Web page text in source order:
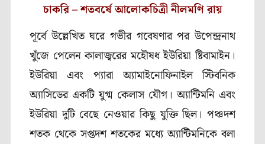
চাকরি – শতবর্ষে আলোকচিত্রী নীলমণি রায়
পূর্বে উল্লেখিত ঘরে গভীর গবেষণার পর উপেন্দ্রনাথ
খুঁজে পেলেন কালাজ্বরের মহৌষধ ইউরিয়া ষ্টিবামাইন।
ইউরিয়া এবং প্যারা অ্যামাইনোফিনাইল স্টিবনিক
অ্যাসিডের একটি যুগ্ম কেলাস যৌগ। অ্যান্টিমনি এবং
ইউরিয়া দুটি বেছে নেওয়ার কিছু যুক্তি ছিল। পঞ্চদশ
শতক থেকে সপ্তদশ শতকের মধ্যে অ্যান্টিমনিকে বলা